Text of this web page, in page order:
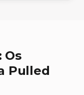
Os
Pulled